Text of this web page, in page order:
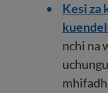
Kesi za
nchi na